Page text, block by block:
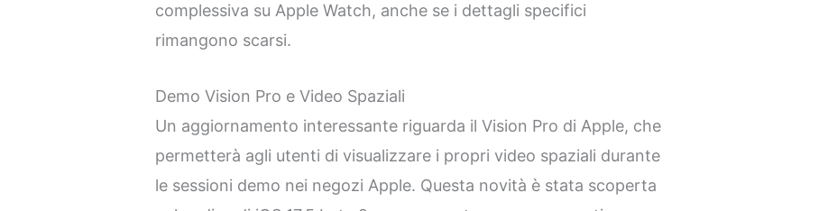
complessiva su Apple Watch, anche se i dettagli specifici
rimangono scarsi.
Demo Vision Pro e Video Spaziali
Un aggiornamento interessante riguarda il Vision Pro di Apple, che
permetterà agli utenti di visualizzare i propri video spaziali durante
le sessioni demo nei negozi Apple. Questa novità è stata scoperta